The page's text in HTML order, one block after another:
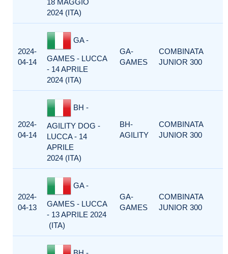
18 MAGGIO
2024 (ITA)
2024-
04-14
GA -
GAMES - LUCCA
- 14 APRILE
2024 (ITA)
GA-
GAMES
COMBINATA
JUNIOR 300
2024-
04-14
BH -
AGILITY DOG -
LUCCA - 14
APRILE
2024 (ITA)
BH-
AGILITY
COMBINATA
JUNIOR 300
2024-
04-13
GA -
GAMES - LUCCA
- 13 APRILE 2024
(ITA)
GA-
GAMES
COMBINATA
JUNIOR 300